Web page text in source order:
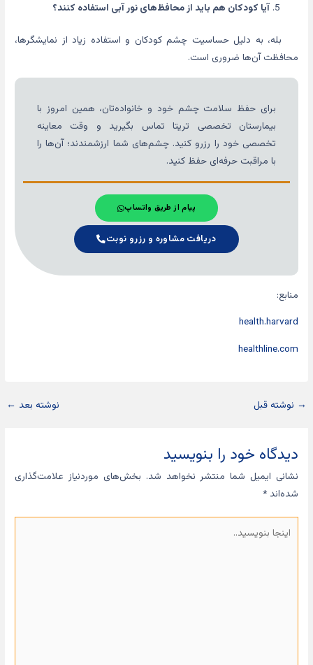
آیا کودکان هم باید از محافظ‌های نور آبی استفاده کنند؟
بله، به دلیل حساسیت چشم کودکان و استفاده زیاد از نمایشگرها،
محافظت آن‌ها ضروری است.
برای حفظ سلامت چشم خود و خانواده‌تان، همین امروز با
بیمارستان تخصصی تریتا تماس بگیرید و وقت معاینه
تخصصی خود را رزرو کنید. چشم‌های شما ارزشمندند؛ آن‌ها را
با مراقبت حرفه‌ای حفظ کنید.
پیام از طریق واتساپ
دریافت مشاوره و رزرو نوبت
منابع:
health.harvard
healthline.com
→ نوشته قبل نوشته بعد ←
دیدگاه‌ خود را بنویسید
نشانی ایمیل شما منتشر نخواهد شد. بخش‌های موردنیاز علامت‌گذاری
شده‌اند*
بنویسید..